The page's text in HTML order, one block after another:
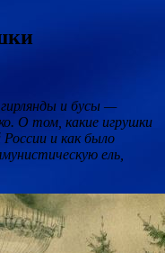
и бусы —
О том, какие игрушки
России и как было
ель,